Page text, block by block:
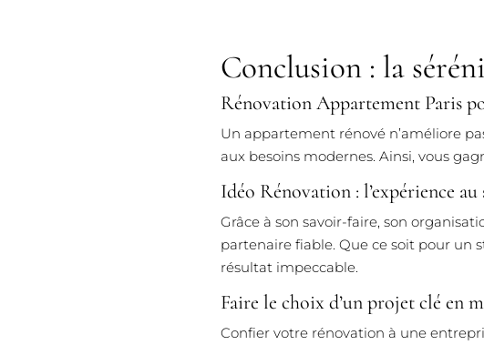
Conclusion : la
Rénovation Appartement Paris
Un appartement rénové n’améliore
aux besoins modernes. Ainsi, vous
Idéo Rénovation : l’expérience
Grâce à son savoir-faire, son
partenaire fiable. Que ce soit pour un
résultat impeccable.
Faire le choix d’un projet clé en
Confier votre rénovation à une